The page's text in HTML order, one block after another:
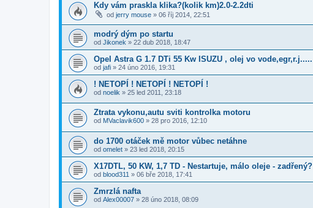
Kdy vám praskla klika?(kolik km)2.0-2.2dti
od jerry mouse » 06 říj 2014, 22:51
modrý dým po startu
od Jikonek » 22 dub 2018, 18:47
Opel Astra G 1.7 DTi 55 Kw ISUZU , olej vo vode,egr,r.j.....
od jafi » 24 úno 2016, 19:31
! NETOPÍ ! NETOPÍ ! NETOPÍ !
od noelik » 25 led 2011, 23:18
Ztrata vykonu,autu sviti kontrolka motoru
od MVaclavik600 » 28 pro 2016, 12:10
do 1700 otáček mě motor vůbec netáhne
od omelet » 23 led 2018, 20:15
X17DTL, 50 KW, 1,7 TD - Nestartuje, málo oleje - zadřený?
od blood311 » 06 bře 2018, 17:41
Zmrzlá nafta
od Alex00007 » 28 úno 2018, 08:09